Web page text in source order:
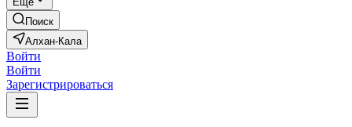
Поиск
Алхан-Кала
Войти
Войти
Зарегистрироваться